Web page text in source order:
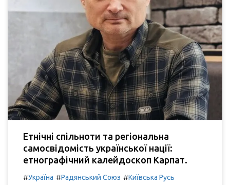
Етнічні спільноти та регіональна
самосвідомість української нації:
етнографічний калейдоскоп Карпат.
#Україна #Радянський Союз #Київська Русь